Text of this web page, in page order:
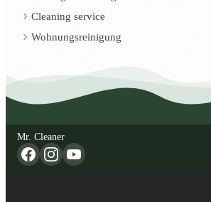
Cleaning service
Wohnungsreinigung
Mr. Cleaner